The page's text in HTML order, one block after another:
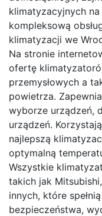
klimatyzacyjnych
kompleksową
klimatyzacji we
Na stronie
ofertę
przemysłowych a
powietrza.
wyborze urządzeń,
urządzeń.
najlepszą
optymalną
Wszystkie
takich jak
innych, które
bezpieczeństwa,